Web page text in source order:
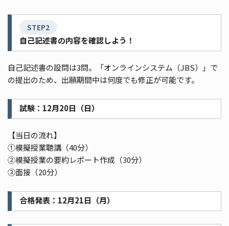
STEP2
自己記述書の内容を確認しよう！
自己記述書の設問は3問。「オンラインシステム（JBS）」で
の提出のため、出願期間中は何度でも修正が可能です。
試験：12月20日（日）
【当日の流れ】
①模擬授業聴講（40分）
②模擬授業の要約レポート作成（30分）
③面接（20分）
合格発表：12月21日（月）